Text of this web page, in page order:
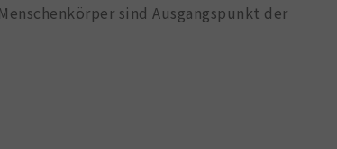
sind Ausgangspunkt der